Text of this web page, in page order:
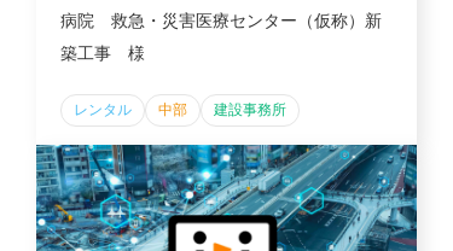
病院 救急・災害医療センター（仮称）新
築工事 様
レンタル 中部 建設事務所